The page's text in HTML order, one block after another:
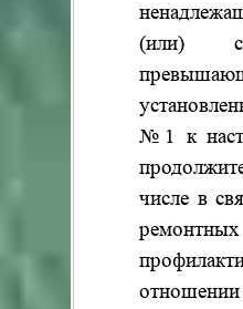
(или) с
№1 к
числе в